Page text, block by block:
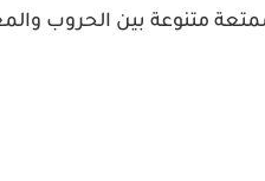
استراتيجية ممتعة متنوعة بين